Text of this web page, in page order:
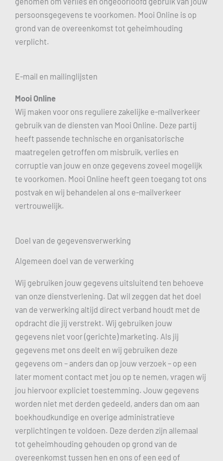
persoonsgegevens te voorkomen. Mooi Online is op
grond van de overeenkomst tot geheimhouding
verplicht.
E-mail en mailinglijsten
Mooi Online
Wij maken voor ons reguliere zakelijke e-mailverkeer
gebruik van de diensten van Mooi Online. Deze partij
heeft passende technische en organisatorische
maatregelen getroffen om misbruik, verlies en
corruptie van jouw en onze gegevens zoveel mogelijk
te voorkomen. Mooi Online heeft geen toegang tot ons
postvak en wij behandelen al ons e-mailverkeer
vertrouwelijk.
Doel van de gegevensverwerking
Algemeen doel van de verwerking
Wij gebruiken jouw gegevens uitsluitend ten behoeve
van onze dienstverlening. Dat wil zeggen dat het doel
van de verwerking altijd direct verband houdt met de
opdracht die jij verstrekt. Wij gebruiken jouw
gegevens niet voor (gerichte) marketing. Als jij
gegevens met ons deelt en wij gebruiken deze
gegevens om – anders dan op jouw verzoek – op een
later moment contact met jou op te nemen, vragen wij
jou hiervoor expliciet toestemming. Jouw gegevens
worden niet met derden gedeeld, anders dan om aan
boekhoudkundige en overige administratieve
verplichtingen te voldoen. Deze derden zijn allemaal
tot geheimhouding gehouden op grond van de
overeenkomst tussen hen en ons of een eed of